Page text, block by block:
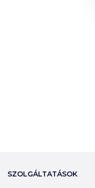
SZOLGÁLTATÁSOK